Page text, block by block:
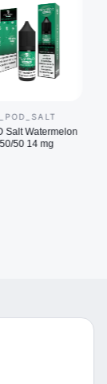
Watermelon
14 mg